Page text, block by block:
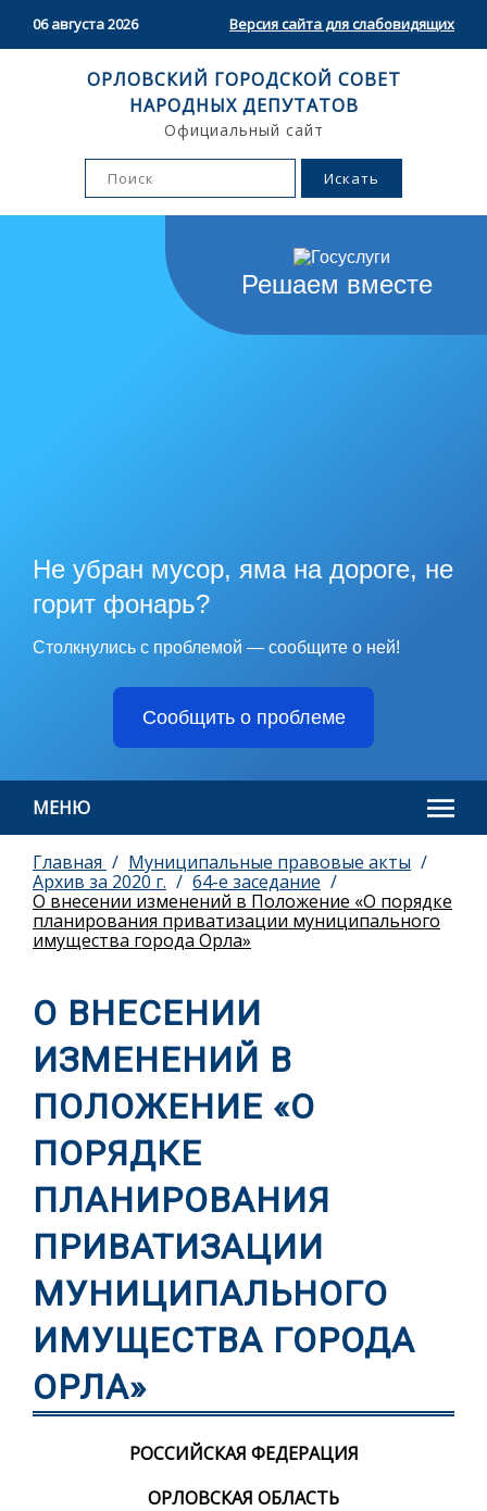
06 августа 2026 Версия сайта для слабовидящих
ОРЛОВСКИЙ ГОРОДСКОЙ СОВЕТ
НАРОДНЫХ ДЕПУТАТОВ
Официальный сайт
Решаем вместе
Не убран мусор, яма на дороге, не
горит фонарь?
Столкнулись с проблемой — сообщите о ней!
Сообщить о проблеме
МЕНЮ
Главная
Муниципальные правовые акты
Архив за 2020 г.
64-е заседание
О внесении изменений в Положение «О порядке
планирования приватизации муниципального
имущества города Орла»
О ВНЕСЕНИИ
ИЗМЕНЕНИЙ В
ПОЛОЖЕНИЕ «О
ПОРЯДКЕ
ПЛАНИРОВАНИЯ
ПРИВАТИЗАЦИИ
МУНИЦИПАЛЬНОГО
ИМУЩЕСТВА ГОРОДА
ОРЛА»
РОССИЙСКАЯ ФЕДЕРАЦИЯ
ОРЛОВСКАЯ ОБЛАСТЬ